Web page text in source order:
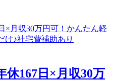
休167日×月収30万